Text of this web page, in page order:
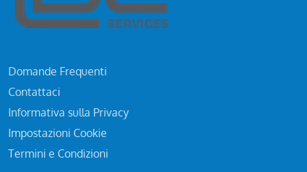
Domande Frequenti
Contattaci
Informativa sulla Privacy
Impostazioni Cookie
Termini e Condizioni